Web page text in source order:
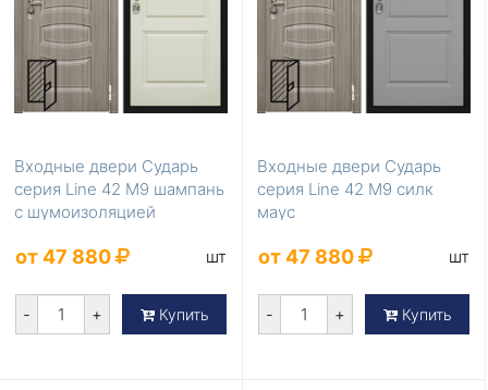
Входные двери Сударь
серия Line 42 М9 шампань
с шумоизоляцией
от 47 880 шт
- + Купить
Входные двери Сударь
серия Line 42 М9 силк
маус
от 47 880 шт
- + Купить